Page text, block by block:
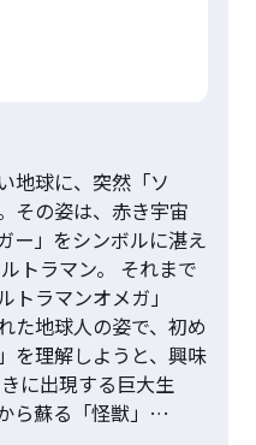
地球に、突然「ソ
その姿は、赤き宇宙
ー」をシンボルに湛え
トラマン。 それまで
トラマンオメガ」
た地球人の姿で、初め
を理解しようと、興味
に出現する巨大生
ら蘇る「怪獣」…